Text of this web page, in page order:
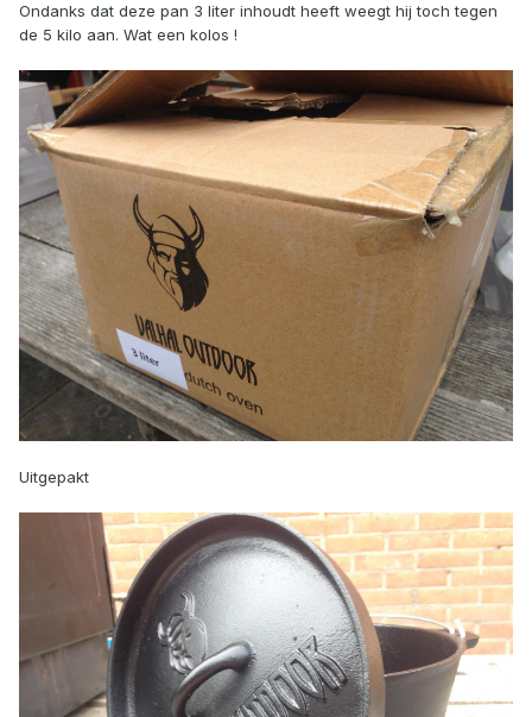
Ondanks dat deze pan 3 liter inhoudt heeft weegt hij toch tegen
de 5 kilo aan. Wat een kolos !
Uitgepakt